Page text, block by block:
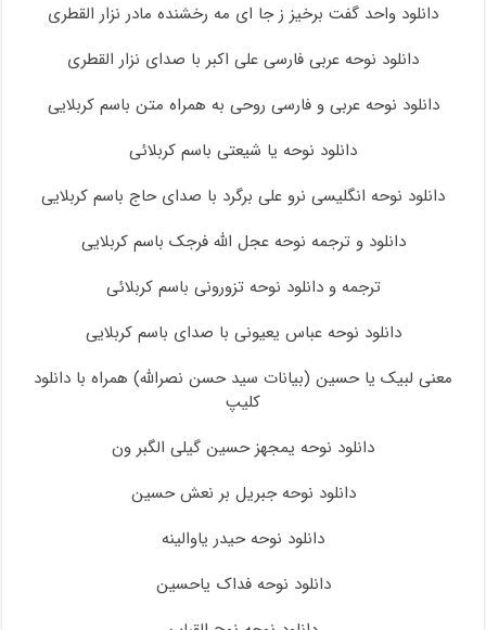
دانلود واحد گفت برخیز ز جا ای مه رخشنده مادر نزار القطری
دانلود نوحه عربی فارسی علی اکبر با صدای نزار القطری
دانلود نوحه عربی و فارسی روحی به همراه متن باسم کربلایی
دانلود نوحه یا شیعتی باسم کربلائی
دانلود نوحه انگلیسی نرو علی برگرد با صدای حاج باسم کربلایی
دانلود و ترجمه نوحه عجل الله فرجک باسم کربلایی
ترجمه و دانلود نوحه تزورونی باسم کربلائی
دانلود نوحه عباس یعیونی با صدای باسم کربلایی
معنی لبیک یا حسین (بیانات سید حسن نصرالله) همراه با دانلود
کلیپ
دانلود نوحه یمجهز حسین گیلی الگبر ون
دانلود نوحه جبریل بر نعش حسین
دانلود نوحه حیدر یاوالینه
دانلود نوحه فداک یاحسین